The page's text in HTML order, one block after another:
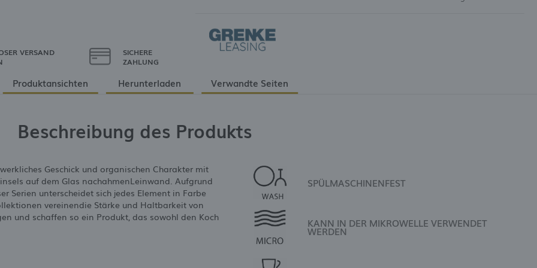
VERSAND
SICHERE
ZAHLUNG
Produktansichten Herunterladen Verwandte Seiten
Beschreibung des Produkts
Geschick und organischen Charakter mit
auf dem Glas nachahmenLeinwand. Aufgrund
Serien unterscheidet sich jedes Element in Farbe
vereinendie Stärke und Haltbarkeit von
und schaffen so ein Produkt, das sowohl den Koch
SPÜLMASCHINENFEST
KANN IN DER MIKROWELLE VERWENDET
WERDEN